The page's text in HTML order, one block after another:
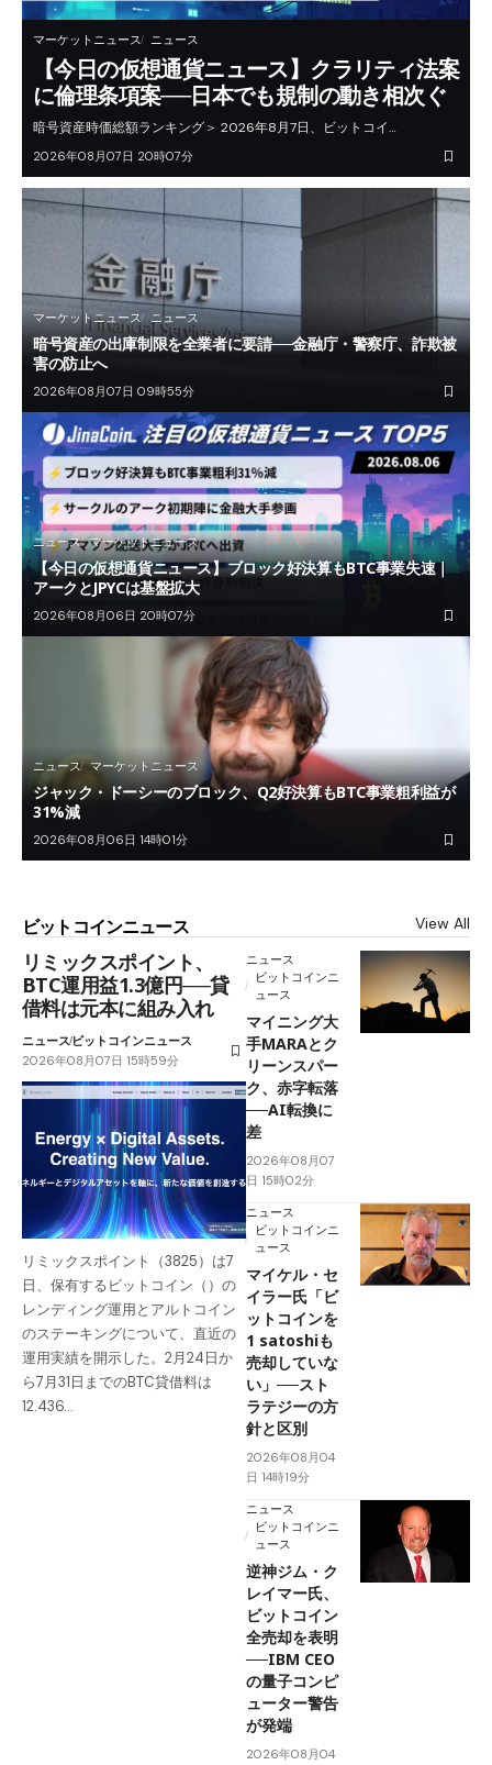
マーケットニュース ニュース
【今日の仮想通貨ニュース】クラリティ法案
に倫理条項案──日本でも規制の動き相次ぐ
暗号資産時価総額ランキング＞ 2026年8月7日、ビットコイ…
2026年08月07日 20時07分
マーケットニュース ニュース
暗号資産の出庫制限を全業者に要請──金融庁・警察庁、詐欺被
害の防止へ
2026年08月07日 09時55分
ニュース マーケットニュース
【今日の仮想通貨ニュース】ブロック好決算もBTC事業失速｜
アークとJPYCは基盤拡大
2026年08月06日 20時07分
ニュース マーケットニュース
ジャック・ドーシーのブロック、Q2好決算もBTC事業粗利益が
31%減
2026年08月06日 14時01分
ビットコインニュース View All
リミックスポイント、
BTC運用益1.3億円──貸
借料は元本に組み入れ
ニュースビットコインニュース
2026年08月07日 15時59分
リミックスポイント（3825）は7
日、保有するビットコイン（）の
レンディング運用とアルトコイン
のステーキングについて、直近の
運用実績を開示した。2月24日か
ら7月31日までのBTC貸借料は
12.436…
ニュース
ビットコインニ
ュース
マイニング大
手MARAとク
リーンスパー
ク、赤字転落
──AI転換に
差
2026年08月07
日 15時02分
ニュース
ビットコインニ
ュース
マイケル・セ
イラー氏「ビ
ットコインを
1 satoshiも
売却していな
い」──スト
ラテジーの方
針と区別
2026年08月04
日 14時19分
ニュース
ビットコインニ
ュース
逆神ジム・ク
レイマー氏、
ビットコイン
全売却を表明
──IBM CEO
の量子コンピ
ューター警告
が発端
2026年08月04